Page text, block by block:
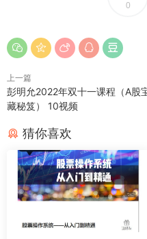
0
上一篇
彭明允2022年双十一课程（A股
藏秘笈） 10视频
猜你喜欢